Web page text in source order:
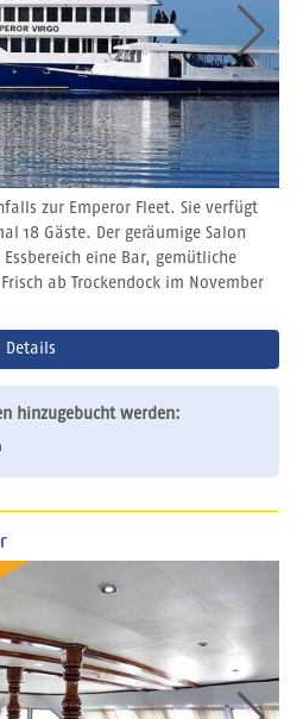
zur Emperor Fleet. Sie verfügt
18 Gäste. Der geräumige Salon
eine Bar, gemütliche
ab Trockendock im November
Details
hinzugebucht werden: